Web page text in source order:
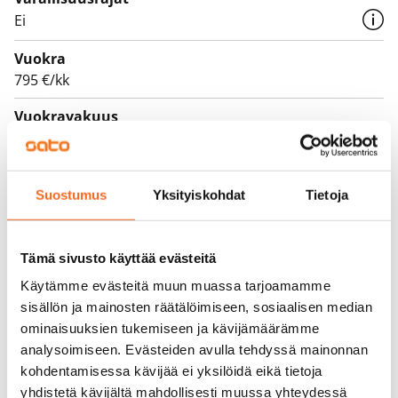
Suostumus Yksityiskohdat Tietoja
Tämä sivusto käyttää evästeitä
Käytämme evästeitä muun muassa tarjoamamme
sisällön ja mainosten räätälöimiseen, sosiaalisen median
ominaisuuksien tukemiseen ja kävijämäärämme
analysoimiseen. Evästeiden avulla tehdyssä mainonnan
kohdentamisessa kävijää ei yksilöidä eikä tietoja
yhdistetä kävijältä mahdollisesti muussa yhteydessä
Ei
Vuokra
795 €/kk
Vuokravakuus
0 €, (yrityksille min. 1 kk vuokra)
Vuokrasopimus
Toistaiseksi voimassa oleva, minimi asumisaika
12 kk
Irtisanomis­mahdollisuus
12 kk vuokrasopimuksesta tai sopimussakolla
aiemmin
Kotivakuutus
Pakollinen, ei sisälly vuokraan